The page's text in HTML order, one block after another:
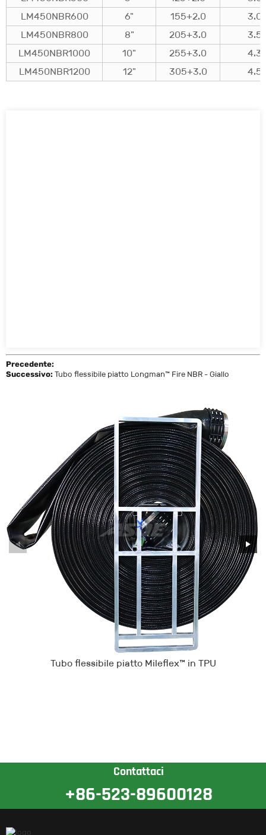
LM450NBR600
6" 155+2.0
3.0
LM450NBR800
8" 205+3.0
3.5
LM450NBR1000
10" 255+3.0
4.3
LM450NBR1200
12" 305+3.0 4.5
Precedente:
Successivo: Tubo flessibile piatto Longman™ Fire NBR - Giallo
Tubo flessibile piatto Mileflex™ in TPU
Contattaci
+86-523-89600128